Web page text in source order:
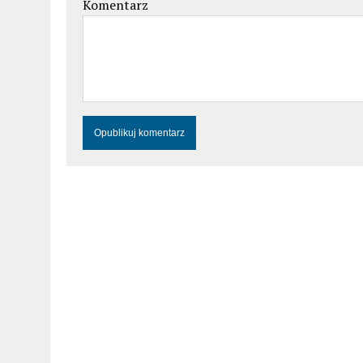
Komentarz